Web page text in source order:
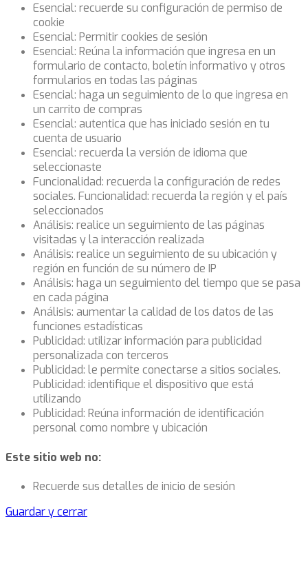
Esencial: recuerde su configuración de permiso de
cookie
Esencial: Permitir cookies de sesión
Esencial: Reúna la información que ingresa en un
formulario de contacto, boletín informativo y otros
formularios en todas las páginas
Esencial: haga un seguimiento de lo que ingresa en
un carrito de compras
Esencial: autentica que has iniciado sesión en tu
cuenta de usuario
Esencial: recuerda la versión de idioma que
seleccionaste
Funcionalidad: recuerda la configuración de redes
sociales. Funcionalidad: recuerda la región y el país
seleccionados
Análisis: realice un seguimiento de las páginas
visitadas y la interacción realizada
Análisis: realice un seguimiento de su ubicación y
región en función de su número de IP
Análisis: haga un seguimiento del tiempo que se pasa
en cada página
Análisis: aumentar la calidad de los datos de las
funciones estadísticas
Publicidad: utilizar información para publicidad
personalizada con terceros
Publicidad: le permite conectarse a sitios sociales.
Publicidad: identifique el dispositivo que está
utilizando
Publicidad: Reúna información de identificación
personal como nombre y ubicación
Este sitio web no:
Recuerde sus detalles de inicio de sesión
Guardar y cerrar